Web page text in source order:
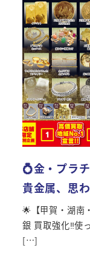
💍金・プラ
貴金属、思
🌟【甲賀・湖南
銀 買取強化‼使
[…]